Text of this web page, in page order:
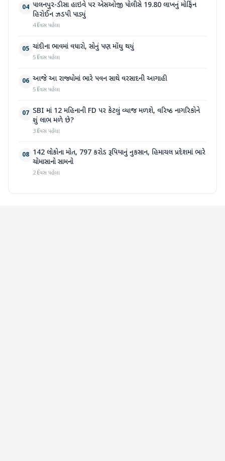
04 પાલનપુર-ડીસા હાઇવે પર એસઓજી પોલીસે 19.80 લાખનું મોર્ફિન
હિરોઈન ઝડપી પાડ્યું
4 દિવસ પહેલા
05 ચાંદીના ભાવમાં વધારો, સોનું પણ મોંઘુ થયું
5 દિવસ પહેલા
06 આજે આ રાજ્યોમાં ભારે પવન સાથે વરસાદની આગાહી
5 દિવસ પહેલા
07 SBI માં 12 મહિનાની FD પર કેટલું વ્યાજ મળશે, વરિષ્ઠ નાગરિકોને
શું લાભ મળે છે?
3 દિવસ પહેલા
08 142 લોકોના મોત, 797 કરોડ રૂપિયાનું નુકસાન, હિમાચલ પ્રદેશમાં ભારે
ચોમાસાનો સામનો
2 દિવસ પહેલા